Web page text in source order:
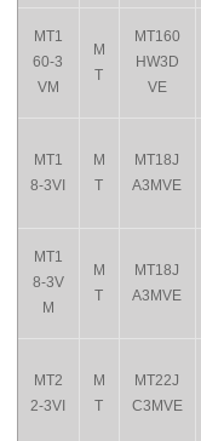
MT1
60-3
VM
M
T
MT160
HW3D
VE
MT1
8-3VI
M
T
MT18J
A3MVE
MT1
8-3V
M
M
T
MT18J
A3MVE
MT2
2-3VI
M
T
MT22J
C3MVE